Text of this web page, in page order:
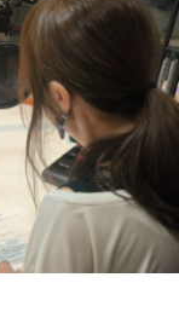
れることが多い
識する人もいま
りません。「縁
暦を参考にする
たですね！
花火も最高でし
上がるというの
ででも花火が上
和性があると思